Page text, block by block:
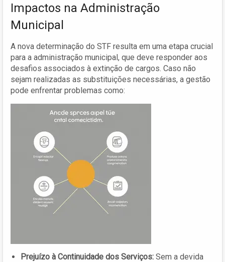
Impactos na Administração
Municipal
A nova determinação do STF resulta em uma etapa crucial
para a administração municipal, que deve responder aos
desafios associados à extinção de cargos. Caso não
sejam realizadas as substituições necessárias, a gestão
pode enfrentar problemas como:
Prejuízo à Continuidade dos Serviços: Sem a devida